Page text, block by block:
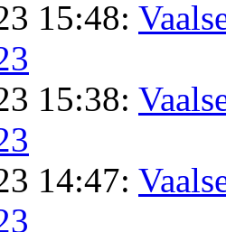
15:48:
15:38:
14:47: